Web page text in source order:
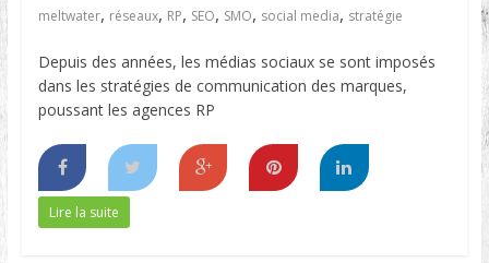
meltwater, réseaux, RP, SEO, SMO, social media, stratégie
Depuis des années, les médias sociaux se sont imposés
dans les stratégies de communication des marques,
poussant les agences RP
Lire la suite